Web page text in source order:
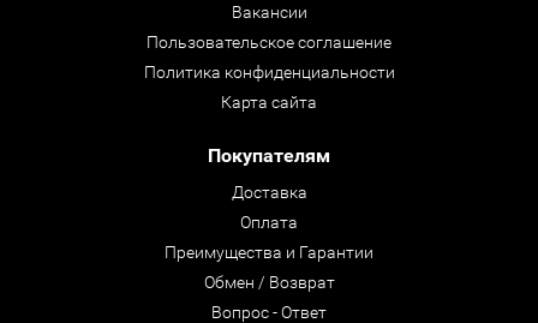
Вакансии
Пользовательское соглашение
Политика конфиденциальности
Карта сайта
Покупателям
Доставка
Оплата
Преимущества и Гарантии
Обмен / Возврат
Вопрос - Ответ